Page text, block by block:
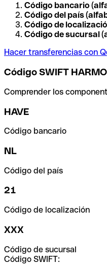
Código bancario
Código del país
Código de
Código de sucursal
Hacer transferencias con
Código SWIFT
Comprender los
HAVE
Código bancario
NL
Código del país
21
Código de localización
XXX
Código de sucursal
Código SWIFT: